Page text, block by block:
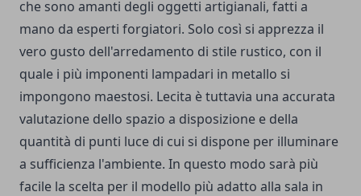
che sono amanti degli oggetti artigianali, fatti a
mano da esperti forgiatori. Solo così si apprezza il
vero gusto dell'arredamento di stile rustico, con il
quale i più imponenti lampadari in metallo si
impongono maestosi. Lecita è tuttavia una accurata
valutazione dello spazio a disposizione e della
quantità di punti luce di cui si dispone per illuminare
a sufficienza l'ambiente. In questo modo sarà più
facile la scelta per il modello più adatto alla sala in